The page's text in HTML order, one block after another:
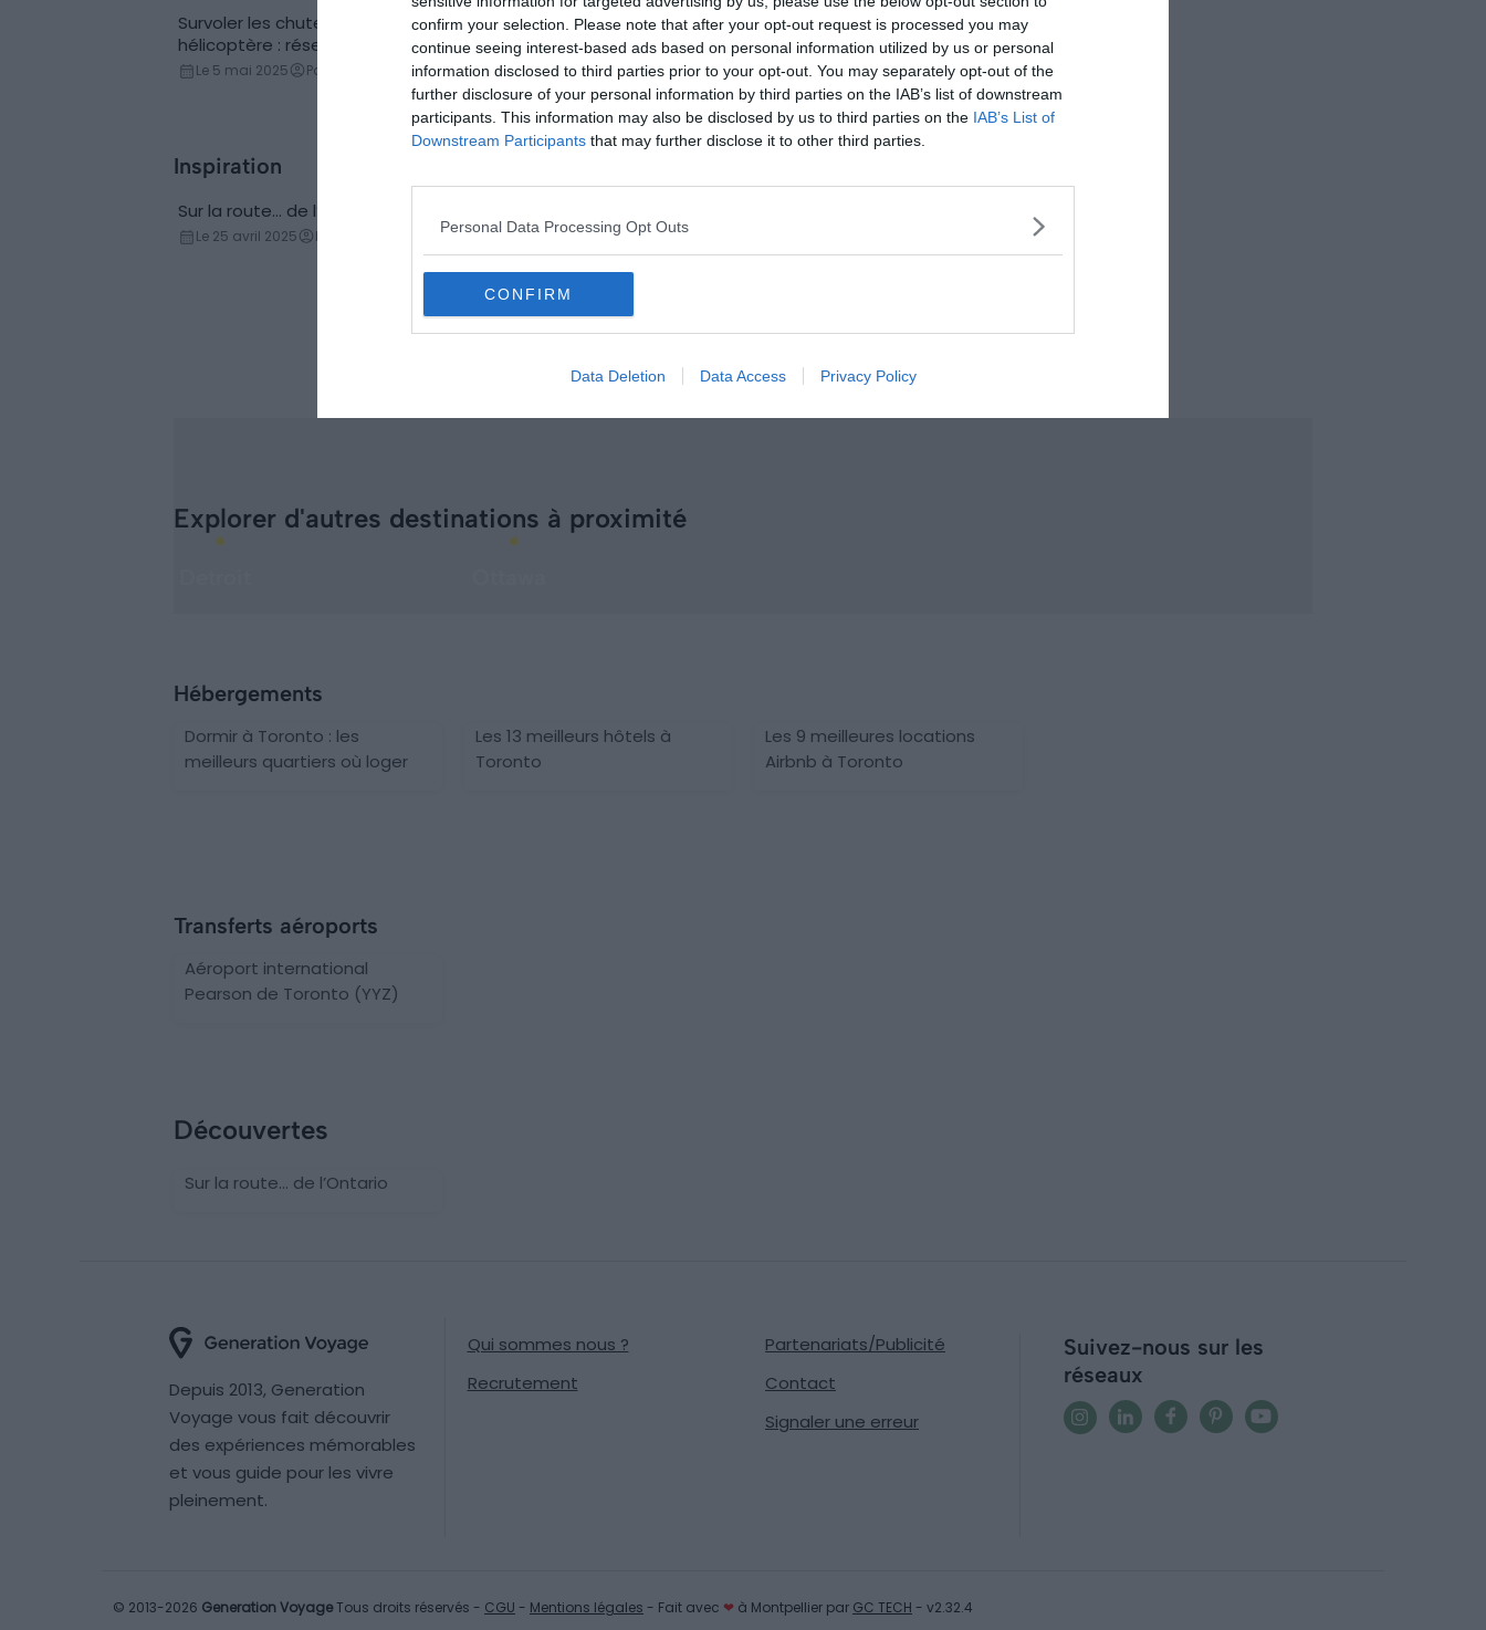
confirm your selection. Please note that after your opt-out request is processed you may
continue seeing interest-based ads based on personal information utilized by us or personal
information disclosed to third parties prior to your opt-out. You may separately opt-out of the
further disclosure of your personal information by third parties on the IAB’s list of downstream
participants. This information may also be disclosed by us to third parties on the IAB’s List of
Downstream Participants that may further disclose it to other third parties.
Personal Data Processing Opt Outs
CONFIRM
Data Deletion Data Access Privacy Policy
Helicoptère
Survoler les chutes du Niagara en
hélicoptère : réservations & tarifs
Le 5 mai 2025 Par Agnès Mongin
Inspiration
Découvertes
Sur la route… de l’Ontario
Le 25 avril 2025 Par Julien Redelsperger
Explorer d'autres destinations à proximité
Hébergements
Dormir à Toronto : les
meilleurs quartiers où loger
Les 13 meilleurs hôtels à
Toronto
Les 9 meilleures locations
Airbnb à Toronto
Transferts aéroports
Aéroport international
Pearson de Toronto (YYZ)
Découvertes
Sur la route… de l’Ontario
Depuis 2013, Generation
Voyage vous fait découvrir
des expériences mémorables
et vous guide pour les vivre
pleinement.
Qui sommes nous ?
Recrutement
Partenariats/Publicité
Contact
Signaler une erreur
Suivez-nous sur les
réseaux
© 2013-2026 Generation VoyageTous droits réservés - CGU - Mentions légales - Fait avec ❤ à Montpellier par GC TECH - v2.32.4